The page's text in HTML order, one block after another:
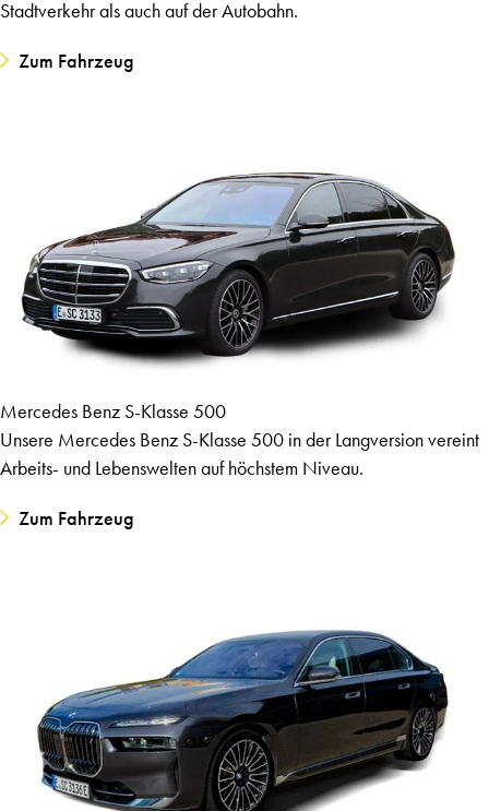
Stadtverkehr als auch auf der Autobahn.
Zum Fahrzeug
Mercedes Benz S-Klasse 500
Unsere Mercedes Benz S-Klasse 500 in der Langversion vereint
Arbeits- und Lebenswelten auf höchstem Niveau.
Zum Fahrzeug